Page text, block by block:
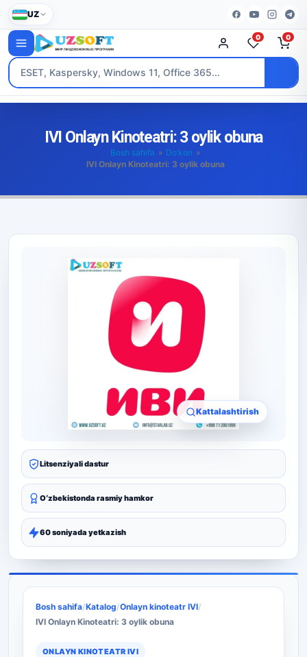
UZ
0 0
IVI Onlayn Kinoteatri: 3 oylik obuna
Bosh sahifa » Do’kon »
IVI Onlayn Kinoteatri: 3 oylik obuna
Kattalashtirish
Litsenziyali dastur
Oʻzbekistonda rasmiy hamkor
60 soniyada yetkazish
Bosh sahifa/Katalog/Onlayn kinoteatr IVI/
IVI Onlayn Kinoteatri: 3 oylik obuna
ONLAYN KINOTEATR IVI